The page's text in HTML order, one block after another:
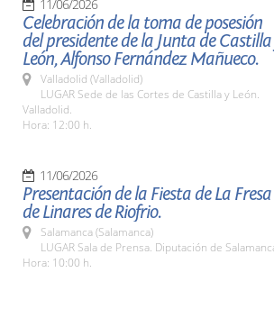
11/06/2026
Celebración de la toma de posesión
del presidente de la Junta de Castilla
León, Alfonso Fernández Mañueco.
Valladolid (Valladolid)
LUGAR Sede de las Cortes de Castilla y León.
Valladolid.
Hora: 12:00 h.
11/06/2026
Presentación de la Fiesta de La Fresa
de Linares de Riofrio.
Salamanca (Salamanca)
LUGAR Sala de Prensa. Diputación de
Hora: 10:00 h.